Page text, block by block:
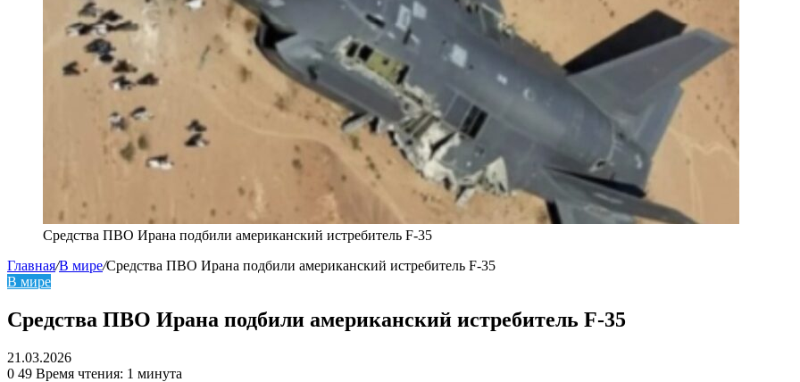
Средства ПВО Ирана подбили американский истребитель F-35
Главная/В мире/Средства ПВО Ирана подбили американский истребитель F-35
В мире
Средства ПВО Ирана подбили американский истребитель F-35
21.03.2026
0 49 Время чтения: 1 минута